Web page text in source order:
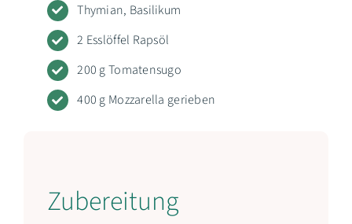
Thymian, Basilikum
2 Esslöffel Rapsöl
200 g Tomatensugo
400 g Mozzarella gerieben
Zubereitung